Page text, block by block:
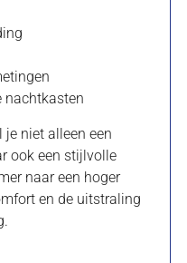
nachtkasten
niet alleen een
ook een stijlvolle
naar een hoger
en de uitstraling